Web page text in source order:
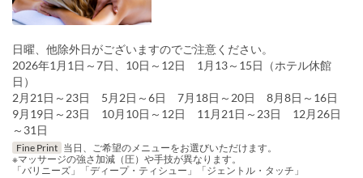
日曜、他除外日がございますのでご注意ください。
2026年1月1日～7日、10日～12日 1月13～15日（ホテル休館
日）
2月21日～23日 5月2日～6日 7月18日～20日 8月8日～16日
9月19日～23日 10月10日～12日 11月21日～23日 12月26日
～31日
Fine Print 当日、ご希望のメニューをお選びいただけます。
※マッサージの強さ加減（圧）や手技が異なります。
「バリニーズ」「ディープ・ティシュー」「ジェントル・タッチ」